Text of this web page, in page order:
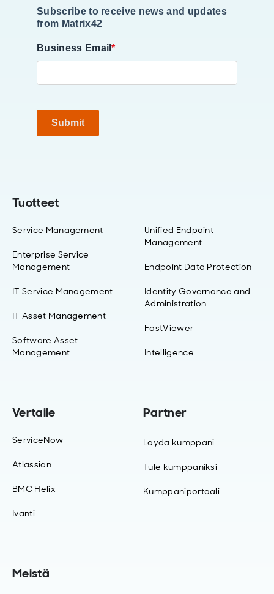
Subscribe to receive news and updates
from Matrix42
Business Email*
Submit
Tuotteet
Service Management
Enterprise Service
Management
IT Service Management
IT Asset Management
Software Asset
Management
Unified Endpoint
Management
Endpoint Data Protection
Identity Governance and
Administration
FastViewer
Intelligence
Vertaile
ServiceNow
Atlassian
BMC Helix
Ivanti
Meistä
Partner
Löydä kumppani
Tule kumppaniksi
Kumppaniportaali